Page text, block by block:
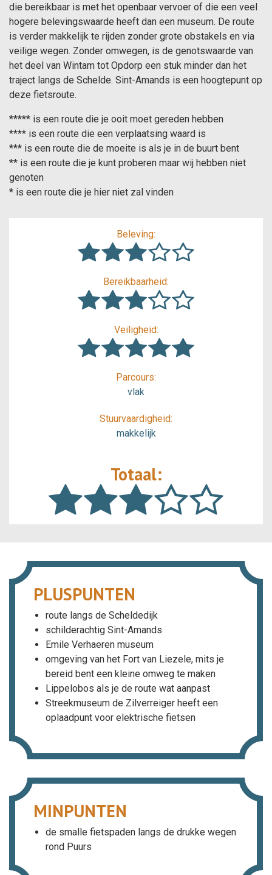
die bereikbaar is met het openbaar vervoer of die een veel
hogere belevingswaarde heeft dan een museum. De route
is verder makkelijk te rijden zonder grote obstakels en via
veilige wegen. Zonder omwegen, is de genotswaarde van
het deel van Wintam tot Opdorp een stuk minder dan het
traject langs de Schelde. Sint-Amands is een hoogtepunt op
deze fietsroute.
***** is een route die je ooit moet gereden hebben
**** is een route die een verplaatsing waard is
*** is een route die de moeite is als je in de buurt bent
** is een route die je kunt proberen maar wij hebben niet
genoten
* is een route die je hier niet zal vinden
Beleving:
Bereikbaarheid:
Veiligheid:
Parcours:
vlak
Stuurvaardigheid:
makkelijk
Totaal:
PLUSPUNTEN
route langs de Scheldedijk
schilderachtig Sint-Amands
Emile Verhaeren museum
omgeving van het Fort van Liezele, mits je
bereid bent een kleine omweg te maken
Lippelobos als je de route wat aanpast
Streekmuseum de Zilverreiger heeft een
oplaadpunt voor elektrische fietsen
MINPUNTEN
de smalle fietspaden langs de drukke wegen
rond Puurs